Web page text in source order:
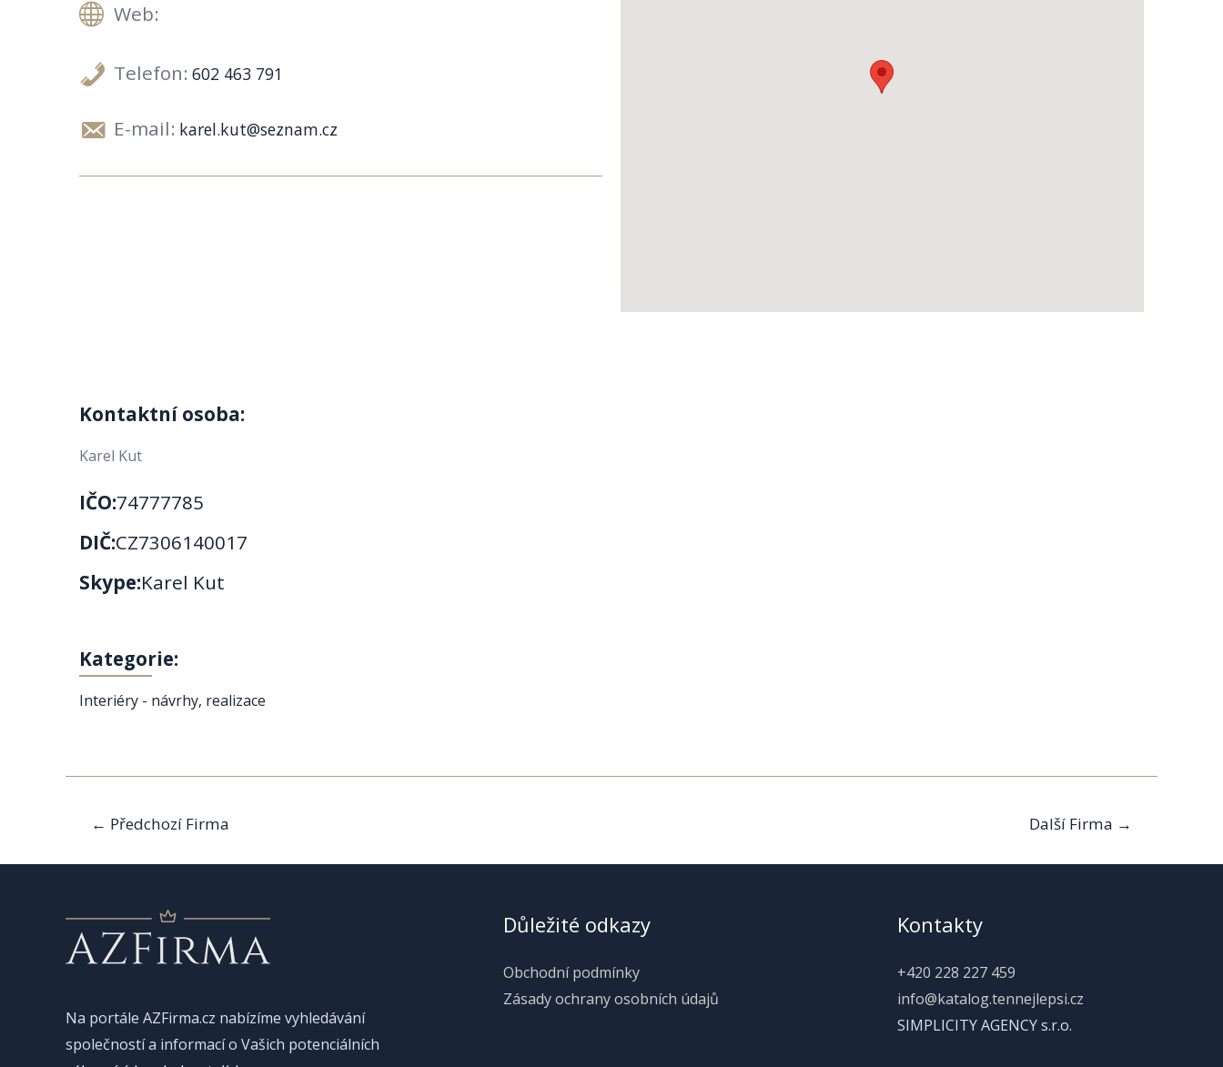
Web:
Telefon: 602 463 791
E-mail: karel.kut@seznam.cz
Kontaktní osoba:
Karel Kut
IČO:74777785
DIČ:CZ7306140017
Skype:Karel Kut
Kategorie:
Interiéry - návrhy, realizace
Navigace
pro
příspěvek
← Předchozí Firma Další Firma →
Na portále AZFirma.cz nabízíme vyhledávání
společností a informací o Vašich potenciálních
Důležité odkazy
Obchodní podmínky
Zásady ochrany osobních údajů
Kontakty
+420 228 227 459
info@katalog.tennejlepsi.cz
SIMPLICITY AGENCY s.r.o.